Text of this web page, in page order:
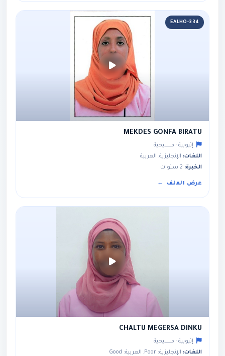
EALHO-334
MEKDES GONFA BIRATU
إثيوبية · مسيحية
اللغات: الإنجليزية, العربية
الخبرة:
عرض الملف
CHALTU MEGERSA DINKU
إثيوبية · مسيحية
اللغات: الإنجليزية: Poor, العربية: Good